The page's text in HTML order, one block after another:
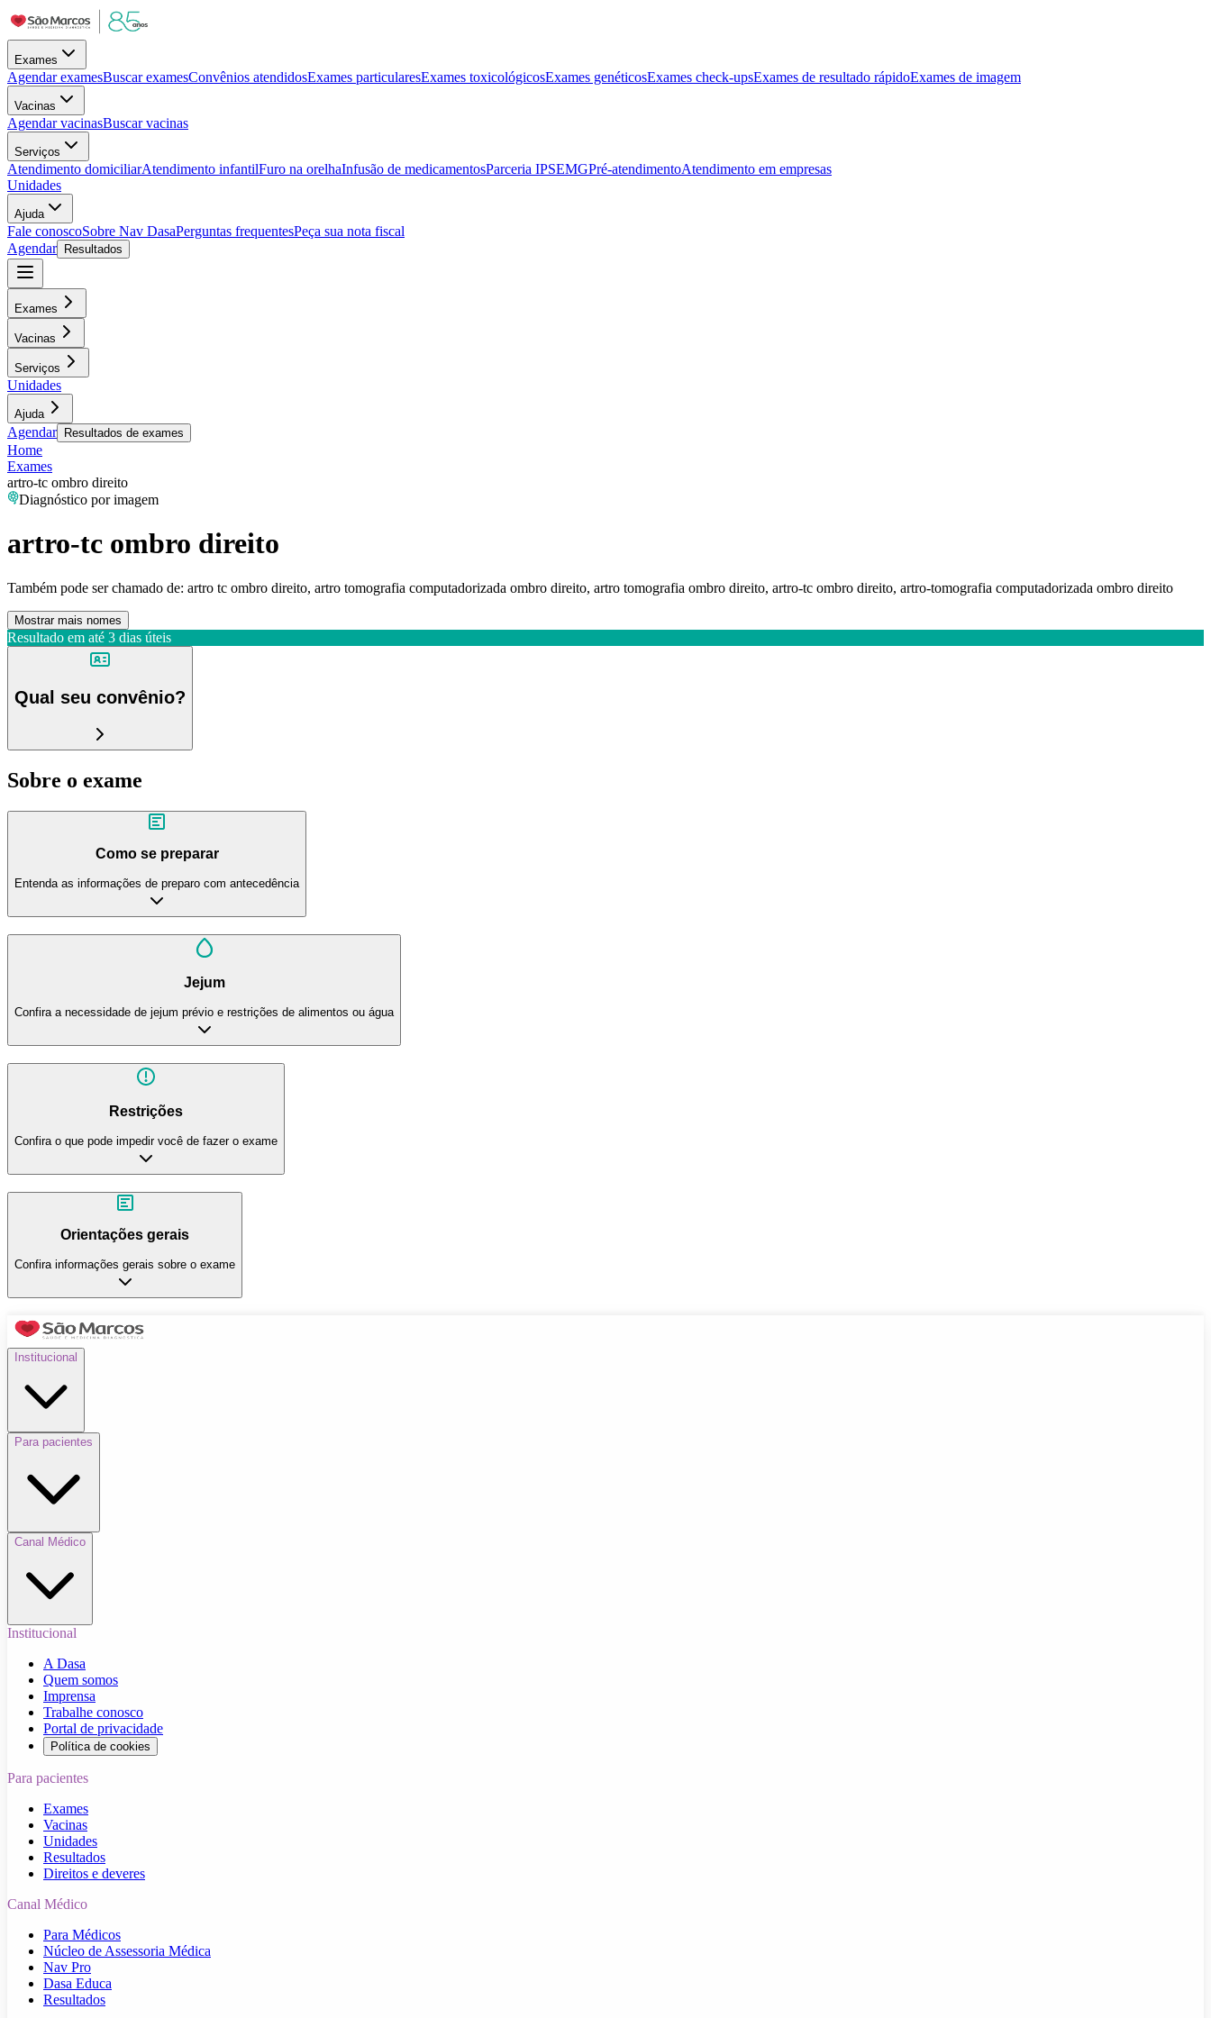
Exames
Agendar examesBuscar examesConvênios atendidosExames particularesExames toxicológicosExames genéticosExames check-upsExames de resultado rápidoExames de imagem
Vacinas
Agendar vacinasBuscar vacinas
Serviços
Atendimento domiciliarAtendimento infantilFuro na orelhaInfusão de medicamentosParceria IPSEMGPré-atendimentoAtendimento em empresas
Unidades
Ajuda
Fale conoscoSobre Nav DasaPerguntas frequentesPeça sua nota fiscal
Agendar
Resultados
Exames
Vacinas
Serviços
Unidades
Ajuda
Agendar Resultados de exames
Home
Exames
artro-tc ombro direito
Diagnóstico por imagem
artro-tc ombro direito
Também pode ser chamado de: artro tc ombro direito, artro tomografia computadorizada ombro direito, artro tomografia ombro direito, artro-tc ombro direito, artro-tomografia computadorizada ombro direito
Mostrar mais nomes
Resultado em até 3 dias úteis
Qual seu convênio?
Sobre o exame
Como se preparar
Entenda as informações de preparo com antecedência
Jejum
Confira a necessidade de jejum prévio e restrições de alimentos ou água
Restrições
Confira o que pode impedir você de fazer o exame
Orientações gerais
Confira informações gerais sobre o exame
Institucional
Para pacientes
Canal Médico
Institucional
A Dasa
Quem somos
Imprensa
Trabalhe conosco
Portal de privacidade
Política de cookies
Para pacientes
Exames
Vacinas
Unidades
Resultados
Direitos e deveres
Canal Médico
Para Médicos
Núcleo de Assessoria Médica
Nav Pro
Dasa Educa
Resultados